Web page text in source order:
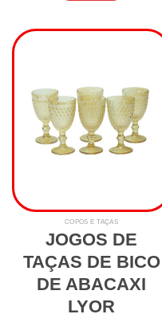
COPOS E TAÇAS
JOGOS DE
TAÇAS DE BICO
DE ABACAXI
LYOR